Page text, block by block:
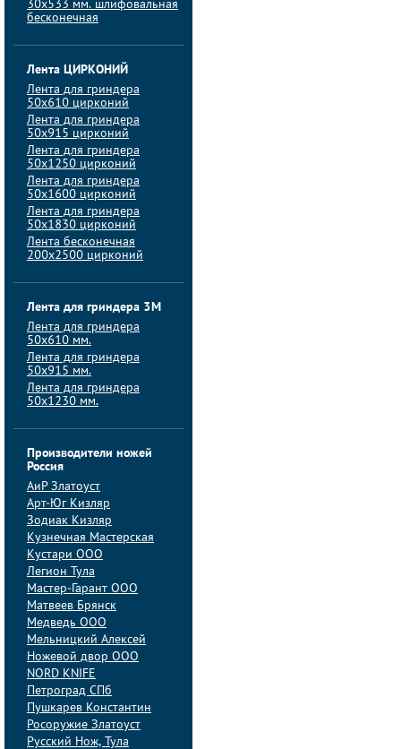
30х533 мм. шлифовальная
бесконечная
Лента ЦИРКОНИЙ
Лента для гриндера
50х610 цирконий
Лента для гриндера
50х915 цирконий
Лента для гриндера
50х1250 цирконий
Лента для гриндера
50х1600 цирконий
Лента для гриндера
50x1830 цирконий
Лента бесконечная
200х2500 цирконий
Лента для гриндера 3M
Лента для гриндера
50x610 мм.
Лента для гриндера
50x915 мм.
Лента для гриндера
50x1230 мм.
Производители ножей
Россия
АиP Златоуст
Арт-Юг Кизляр
Зодиак Кизляр
Кузнечная Мастерская
Кустари ООО
Легион Тула
Мастер-Гарант ООО
Матвеев Брянск
Медведь ООО
Мельницкий Алексей
Ножевой двор ООО
NORD KNIFE
Петроград СПб
Пушкарев Константин
Росоружие Златоуст
Русский Нож, Тула